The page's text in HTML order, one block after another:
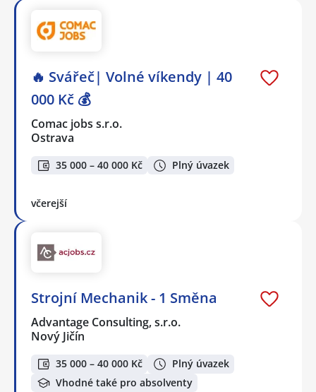
🔥 Svářeč| Volné víkendy | 40
000 Kč 💰
Comac jobs s.r.o.
Ostrava
35 000 – 40 000 Kč Plný úvazek
včerejší
Strojní Mechanik - 1 Směna
Advantage Consulting, s.r.o.
Nový Jičín
35 000 – 40 000 Kč
Plný úvazek
Vhodné také pro absolventy